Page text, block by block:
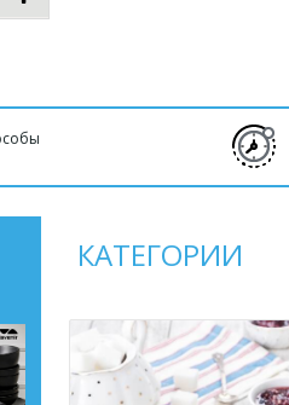
КАТЕГОРИИ